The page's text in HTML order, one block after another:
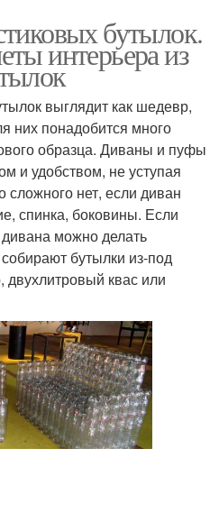
бутылок.
интерьера из
выглядит как шедевр,
них понадобится много
образца. Диваны и пуфы
и удобством, не уступая
нет, если диван
спинка, боковины. Если
можно делать
бутылки из-под
двухлитровый квас или